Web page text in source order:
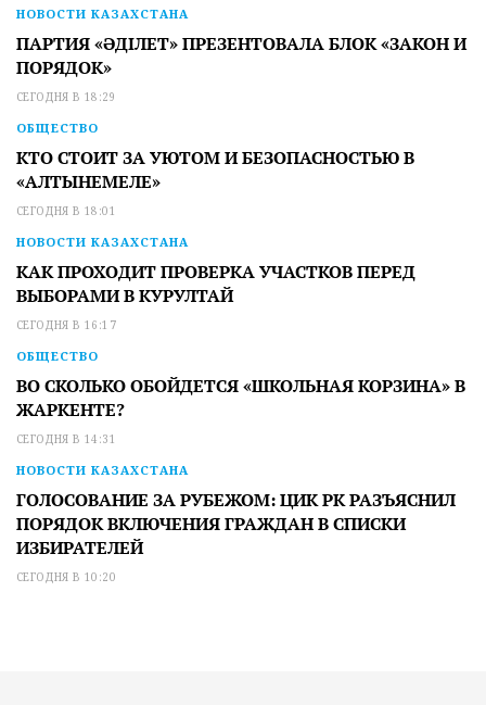
НОВОСТИ КАЗАХСТАНА
ПАРТИЯ «ӘДІЛЕТ» ПРЕЗЕНТОВАЛА БЛОК «ЗАКОН И
ПОРЯДОК»
СЕГОДНЯ В 18:29
ОБЩЕСТВО
КТО СТОИТ ЗА УЮТОМ И БЕЗОПАСНОСТЬЮ В
«АЛТЫНЕМЕЛЕ»
СЕГОДНЯ В 18:01
НОВОСТИ КАЗАХСТАНА
КАК ПРОХОДИТ ПРОВЕРКА УЧАСТКОВ ПЕРЕД
ВЫБОРАМИ В КУРУЛТАЙ
СЕГОДНЯ В 16:17
ОБЩЕСТВО
ВО СКОЛЬКО ОБОЙДЕТСЯ «ШКОЛЬНАЯ КОРЗИНА» В
ЖАРКЕНТЕ?
СЕГОДНЯ В 14:31
НОВОСТИ КАЗАХСТАНА
ГОЛОСОВАНИЕ ЗА РУБЕЖОМ: ЦИК РК РАЗЪЯСНИЛ
ПОРЯДОК ВКЛЮЧЕНИЯ ГРАЖДАН В СПИСКИ
ИЗБИРАТЕЛЕЙ
СЕГОДНЯ В 10:20